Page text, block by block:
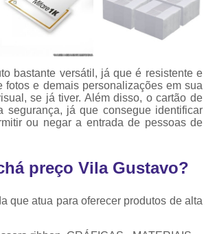
Cordão para Crachá
Cordão para Crachá em
Cordão para Crachá
Fábrica
Cordões para
Cordinha de
Cordinha
Cordinha para
Cordão Crachá
bastante versátil, já que é resistente e
e demais personalizações em sua
se já tiver. Além disso, o cartão de
já que consegue identificar
ou negar a entrada de pessoas de
preço Vila Gustavo?
que atua para oferecer produtos de alta